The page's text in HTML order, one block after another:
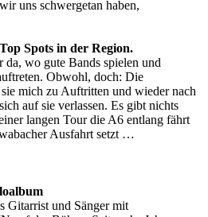
uns schwergetan haben,
Spots in der Region.
da, wo gute Bands spielen und
Obwohl, doch: Die
mich zu Auftritten und wieder nach
auf sie verlassen. Es gibt nichts
langen Tour die A6 entlang fährt
Ausfahrt setzt …
Gitarrist und Sänger mit